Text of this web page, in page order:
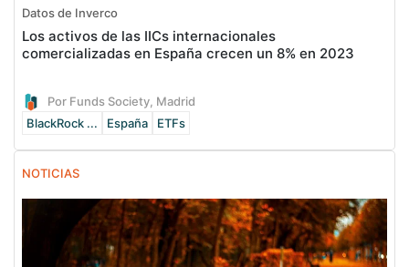
Datos de Inverco
Los activos de las IICs internacionales
comercializadas en España crecen un 8% en 2023
Por Funds Society, Madrid
BlackRock ...
España ETFs
NOTICIAS